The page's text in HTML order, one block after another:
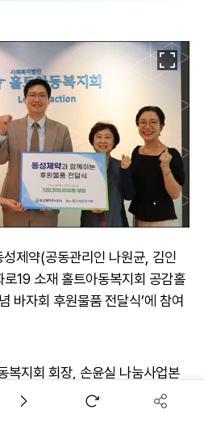
제약(공동관리인 나원균, 김인
19 소재 홀트아동복지회 공감홀
바자회 후원물품 전달식’에 참여
복지회 회장, 손윤실 나눔사업본
후원회장 등 주요 관계자가 참석하